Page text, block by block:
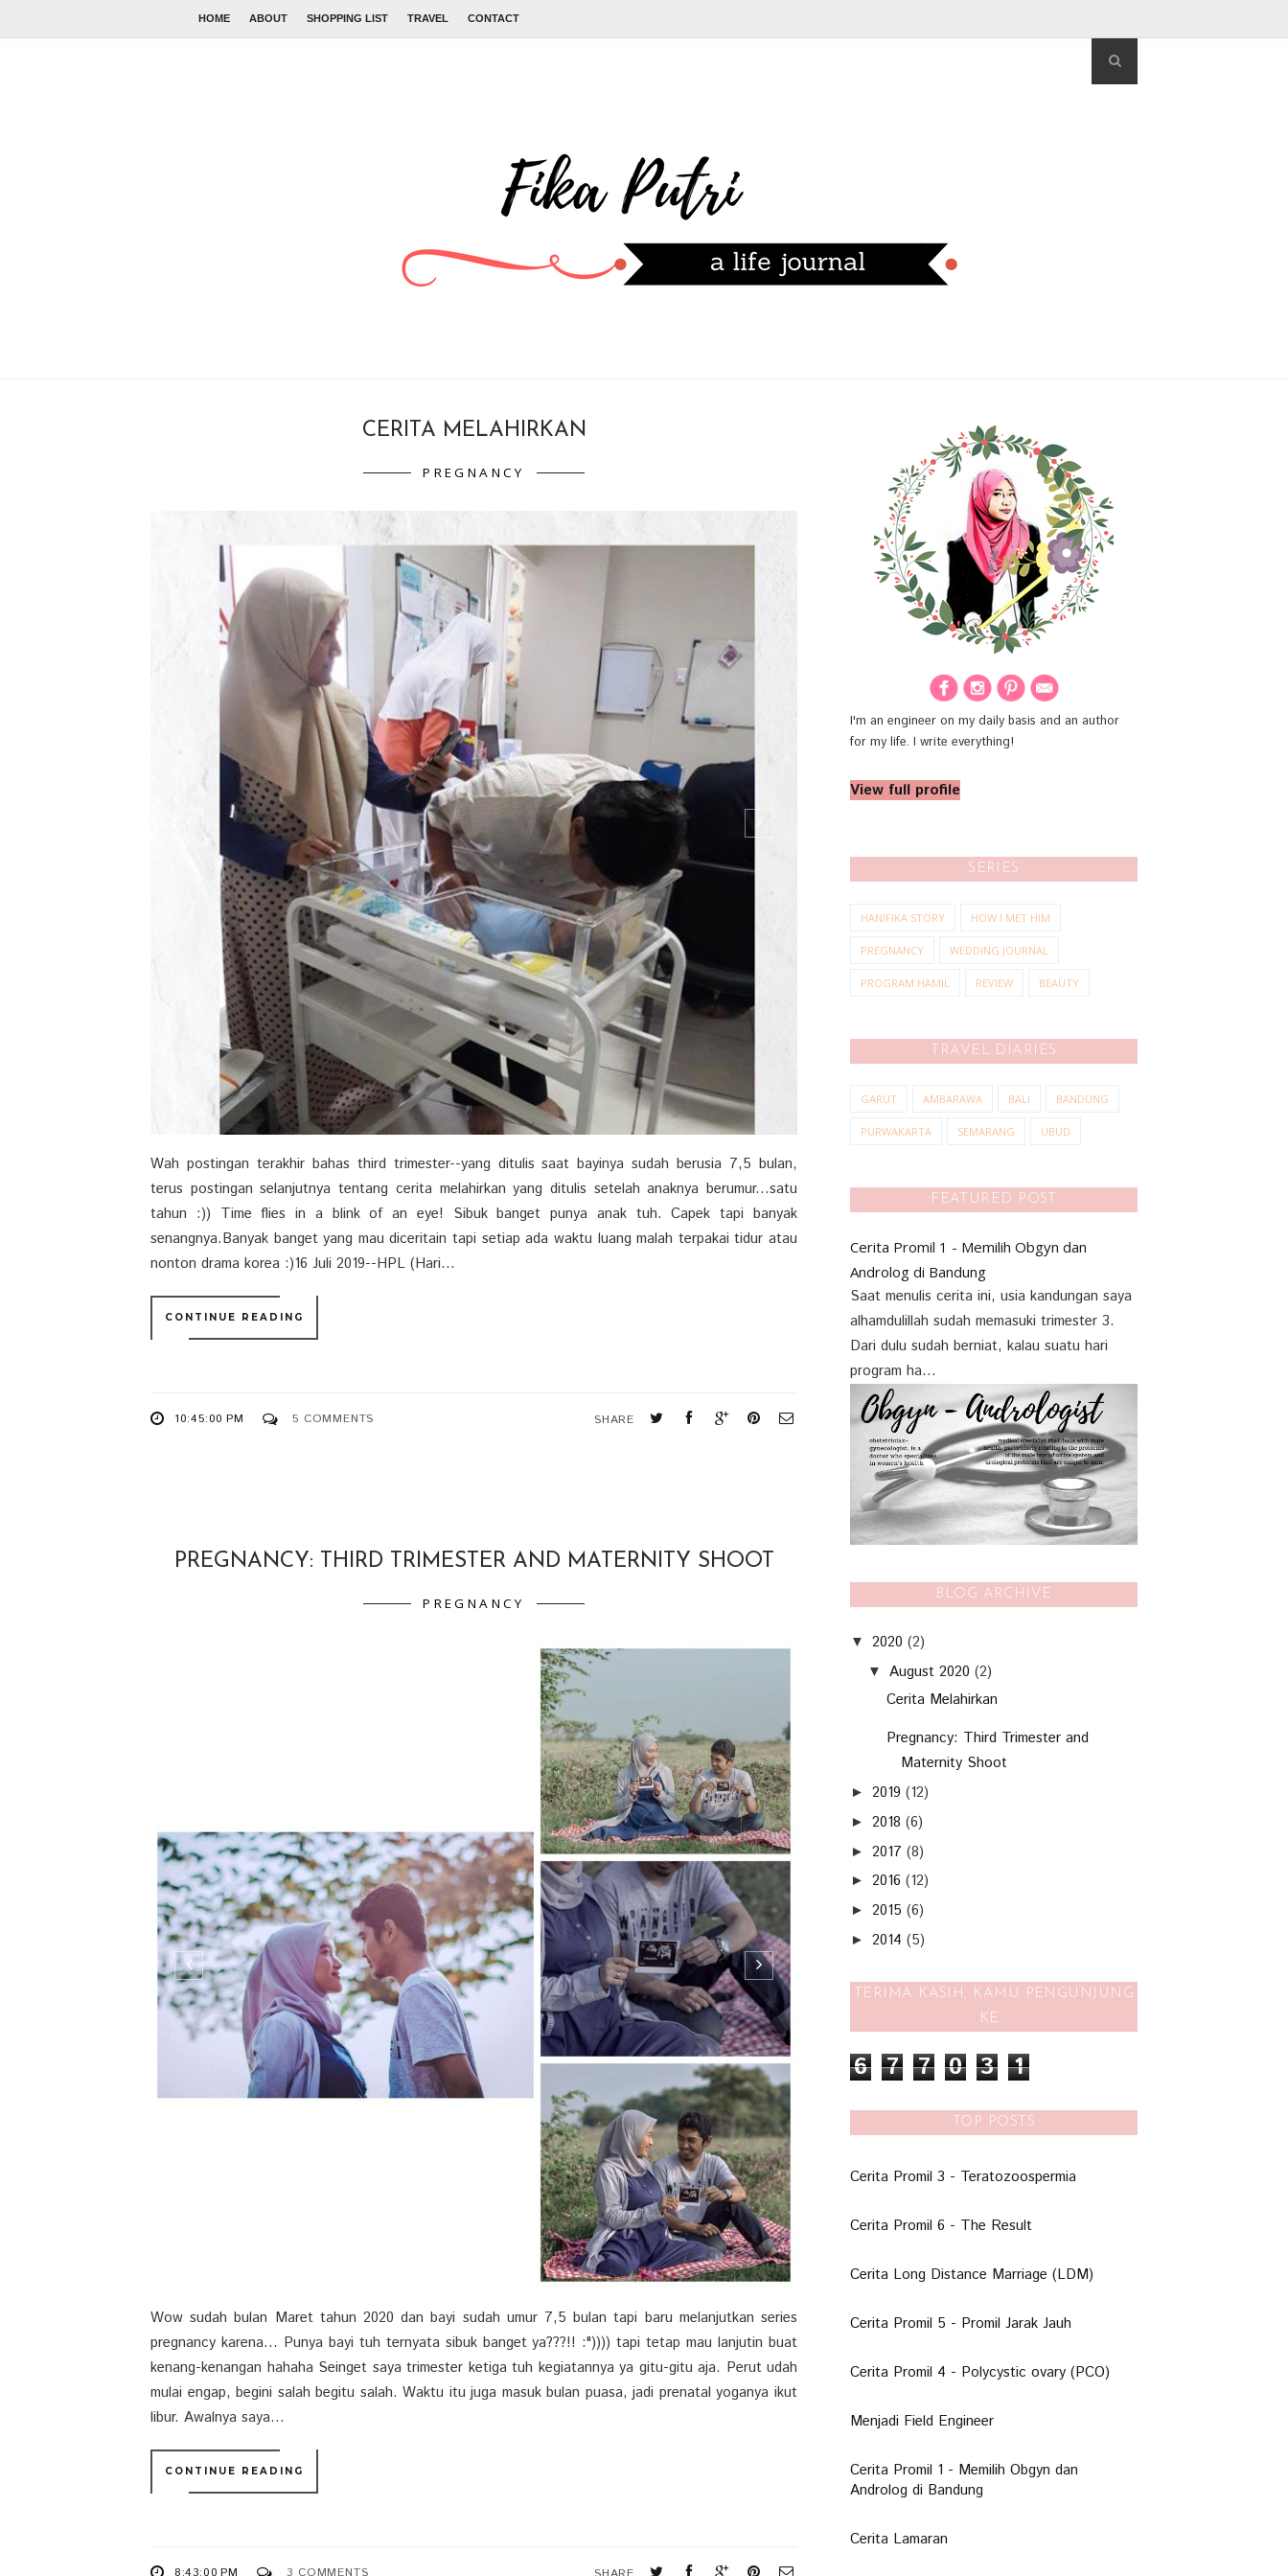
HOME ABOUT SHOPPING LIST TRAVEL CONTACT
CERITA MELAHIRKAN
PREGNANCY
Wah postingan terakhir bahas third trimester--yang ditulis saat bayinya sudah berusia 7,5 bulan,
terus postingan selanjutnya tentang cerita melahirkan yang ditulis setelah anaknya berumur...satu
tahun :)) Time flies in a blink of an eye! Sibuk banget punya anak tuh. Capek tapi banyak
senangnya.Banyak banget yang mau diceritain tapi setiap ada waktu luang malah terpakai tidur atau
nonton drama korea :)16 Juli 2019--HPL (Hari...
CONTINUE READING
10:45:00 PM 5 COMMENTS SHARE
PREGNANCY: THIRD TRIMESTER AND MATERNITY SHOOT
PREGNANCY
Wow sudah bulan Maret tahun 2020 dan bayi sudah umur 7,5 bulan tapi baru melanjutkan series
pregnancy karena... Punya bayi tuh ternyata sibuk banget ya???!! :")))) tapi tetap mau lanjutin buat
kenang-kenangan hahaha Seinget saya trimester ketiga tuh kegiatannya ya gitu-gitu aja. Perut udah
mulai engap, begini salah begitu salah. Waktu itu juga masuk bulan puasa, jadi prenatal yoganya ikut
libur. Awalnya saya...
CONTINUE READING
8:43:00 PM 3 COMMENTS
I'm an engineer on my daily basis and an author
for my life. I write everything!
View full profile
SERIES
HANIFIKA STORY HOW I MET HIM
PREGNANCY WEDDING JOURNAL
PROGRAM HAMIL REVIEW BEAUTY
TRAVEL DIARIES
GARUT AMBARAWA BALI BANDUNG
PURWAKARTA SEMARANG UBUD
FEATURED POST
Cerita Promil 1 - Memilih Obgyn dan
Androlog di Bandung
Saat menulis cerita ini, usia kandungan saya
alhamdulillah sudah memasuki trimester 3.
Dari dulu sudah berniat, kalau suatu hari
program ha...
BLOG ARCHIVE
▼ 2020 (2)
▼ August 2020 (2)
Cerita Melahirkan
Pregnancy: Third Trimester and
Maternity Shoot
► 2019 (12)
► 2018 (6)
► 2017 (8)
► 2016 (12)
► 2015 (6)
► 2014 (5)
TERIMA KASIH, KAMU PENGUNJUNG
KE
6 7 7 0 3 1
TOP POSTS
Cerita Promil 3 - Teratozoospermia
Cerita Promil 6 - The Result
Cerita Long Distance Marriage (LDM)
Cerita Promil 5 - Promil Jarak Jauh
Cerita Promil 4 - Polycystic ovary (PCO)
Menjadi Field Engineer
Cerita Promil 1 - Memilih Obgyn dan
Androlog di Bandung
Cerita Lamaran